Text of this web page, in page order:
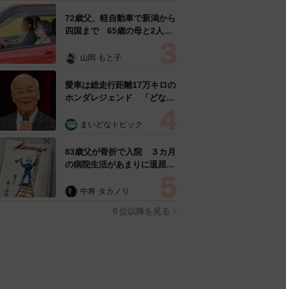
表の訴え
72歳父、軽自動車で新潟から
四国まで 65歳の母と2人で
憩まで分刻み… 「大学生で
山岡 もと子
愛車は総走行距離17万キロの
ホンダレジェンド 「どなた
所漫才師が譲渡の意向
まいどなトピック
83歳父が骨折で入院 ３カ月
の病院生活があまりに退屈で
い！」→スケッチブックを見
中将 タカノリ
６位以降を見る